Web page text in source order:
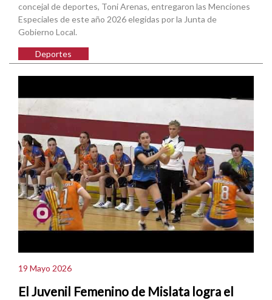
concejal de deportes, Toni Arenas, entregaron las Menciones
Especiales de este año 2026 elegidas por la Junta de
Gobierno Local.
Deportes
19 Mayo 2026
El Juvenil Femenino de Mislata logra el